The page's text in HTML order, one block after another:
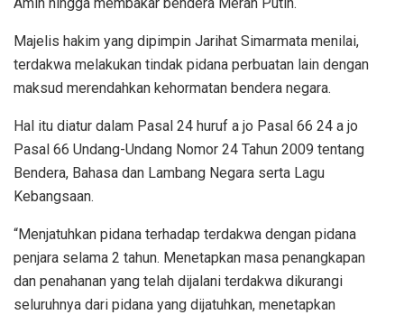
Amin hingga membakar bendera Merah Putih.
Majelis hakim yang dipimpin Jarihat Simarmata menilai,
terdakwa melakukan tindak pidana perbuatan lain dengan
maksud merendahkan kehormatan bendera negara.
Hal itu diatur dalam Pasal 24 huruf a jo Pasal 66 24 a jo
Pasal 66 Undang-Undang Nomor 24 Tahun 2009 tentang
Bendera, Bahasa dan Lambang Negara serta Lagu
Kebangsaan.
“Menjatuhkan pidana terhadap terdakwa dengan pidana
penjara selama 2 tahun. Menetapkan masa penangkapan
dan penahanan yang telah dijalani terdakwa dikurangi
seluruhnya dari pidana yang dijatuhkan, menetapkan